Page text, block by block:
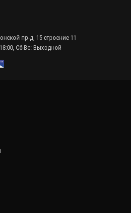
пр-д, 15 строение 11
Сб-Вс: Выходной